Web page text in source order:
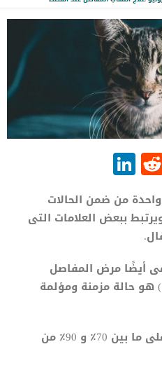
Reddit
من ضمن الحالات
ببعض العلامات التى
أيضًا مرض المفاصل
حالة مزمنة ومؤلمة
كما انه من المحتمل أن يؤثر على ما بين 70٪ و 90٪ من